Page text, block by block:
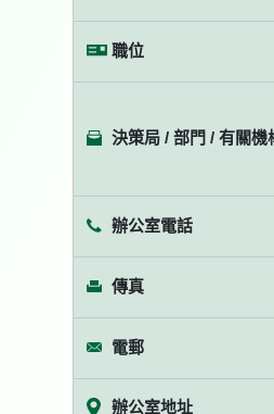
職位
決策局 / 部門 / 有關機
辦公室電話
傳真
電郵
辦公室地址